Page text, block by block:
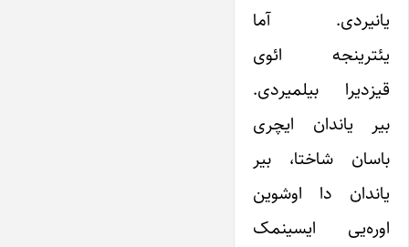
یانیردی. آما
یئترینجه ائوی
قیزدیرا بیلمیردی.
بیر یاندان ایچری
باسان شاختا، بیر
یاندان دا اوشوین
اوره‌یی ایسینمک